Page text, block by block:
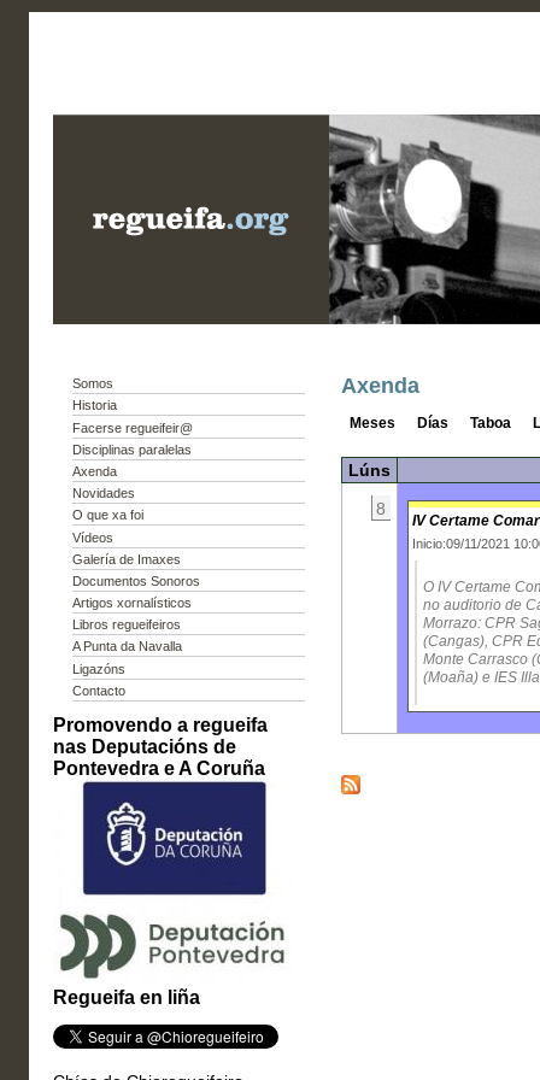
Somos
Historia
Facerse regueifeir@
Disciplinas paralelas
Axenda
Novidades
O que xa foi
Vídeos
Galería de Imaxes
Documentos Sonoros
Artigos xornalísticos
Libros regueifeiros
A Punta da Navalla
Ligazóns
Contacto
Promovendo a regueifa
nas Deputacións de
Pontevedra e A Coruña
Regueifa en liña
Axenda
Meses Días Taboa
Lúns
8
IV Certame
Inicio:09/11/2021
O IV Certame
no auditorio de
Morrazo: CPR
(Cangas), CPR
Monte Carrasco
(Moaña) e IES